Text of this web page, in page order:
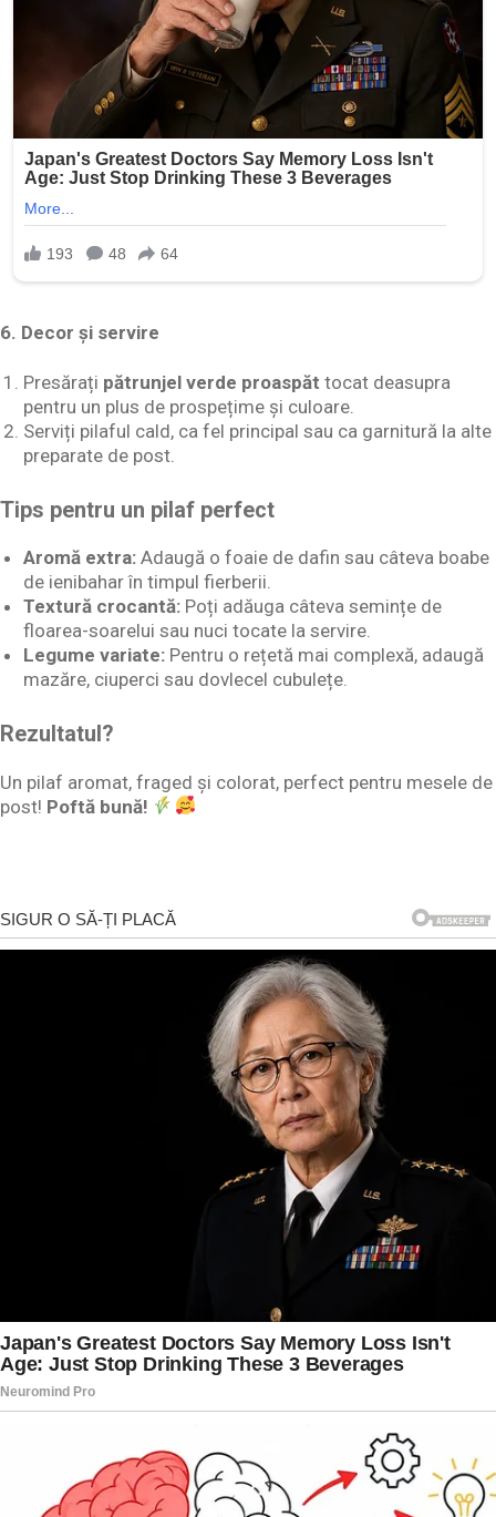
6. Decor și servire
Presărați pătrunjel verde proaspăt tocat deasupra
pentru un plus de prospețime și culoare.
Serviți pilaful cald, ca fel principal sau ca garnitură la alte
preparate de post.
Tips pentru un pilaf perfect
Aromă extra: Adaugă o foaie de dafin sau câteva boabe
de ienibahar în timpul fierberii.
Textură crocantă: Poți adăuga câteva semințe de
floarea-soarelui sau nuci tocate la servire.
Legume variate: Pentru o rețetă mai complexă, adaugă
mazăre, ciuperci sau dovlecel cubulețe.
Rezultatul?
Un pilaf aromat, fraged și colorat, perfect pentru mesele de
post! Poftă bună!